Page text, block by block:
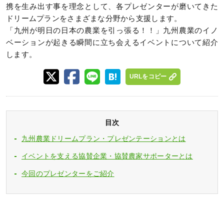
携を生み出す事を理念として、各プレゼンターが磨いてきた
ドリームプランをさまざまな分野から支援します。
「九州が明日の日本の農業を引っ張る！！」九州農業のイノ
ベーションが起きる瞬間に立ち会えるイベントについて紹介
します。
URLをコピー
目次
九州農業ドリームプラン・プレゼンテーションとは
イベントを支える協賛企業・協賛農家サポーターとは
今回のプレゼンターをご紹介